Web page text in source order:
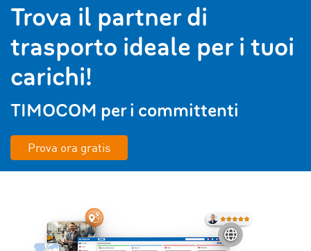
Trova il partner di
trasporto ideale per i tuoi
carichi!
TIMOCOM per i committenti
Prova ora gratis